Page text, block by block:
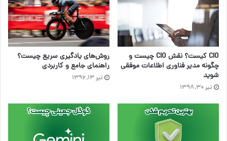
CIO کیست؟ نقش CIO چیست و
چگونه مدیر فناوری اطلاعات موفقی
شوید
تیر ۳۰, ۱۳۹۸
روش‌های یادگیری سریع چیست؟
راهنمای جامع و کاربردی
تیر ۱۳, ۱۳۹۶